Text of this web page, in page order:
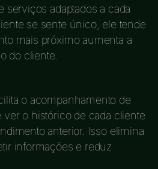
serviços adaptados a cada
se sente único, ele tende
mais próximo aumenta a
do cliente.
o acompanhamento de
ver o histórico de cada cliente
anterior. Isso elimina
informações e reduz